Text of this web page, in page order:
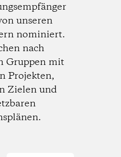
unseren
nominiert.
nach
Gruppen mit
Projekten,
Zielen und